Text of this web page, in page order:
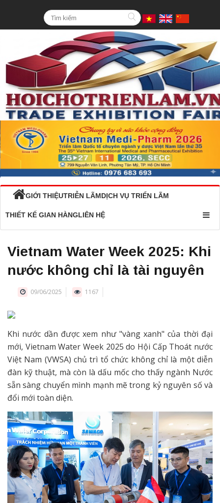
GIỚI THIỆUTRIỄN LÃMDỊCH VỤ TRIỂN LÃM
THIẾT KẾ GIAN HÀNGLIÊN HỆ
Vietnam Water Week 2025: Khi
nước không chỉ là tài nguyên
09/06/2025 1167
Khi nước dần được xem như "vàng xanh" của thời đại
mới, Vietnam Water Week 2025 do Hội Cấp Thoát nước
Việt Nam (VWSA) chủ trì tổ chức không chỉ là một diễn
đàn kỹ thuật, mà còn là dấu mốc cho thấy ngành Nước
sẵn sàng chuyển mình mạnh mẽ trong kỷ nguyên số và
đổi mới toàn diện.